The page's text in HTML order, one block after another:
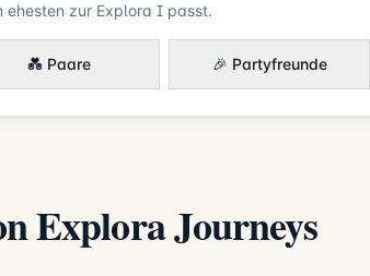
ehesten zur Explora I passt.
💑 Paare 🎉 Partyfreunde
Explora Journeys